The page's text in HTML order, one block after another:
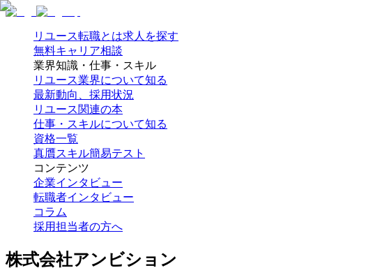
リユース転職とは求人を探す
無料キャリア相談
業界知識・仕事・スキル
リユース業界について知る
最新動向、採用状況
リユース関連の本
仕事・スキルについて知る
資格一覧
真贋スキル簡易テスト
コンテンツ
企業インタビュー
転職者インタビュー
コラム
採用担当者の方へ
株式会社アンビション